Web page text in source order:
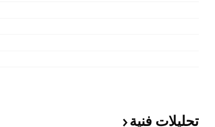
تحليلات فنية